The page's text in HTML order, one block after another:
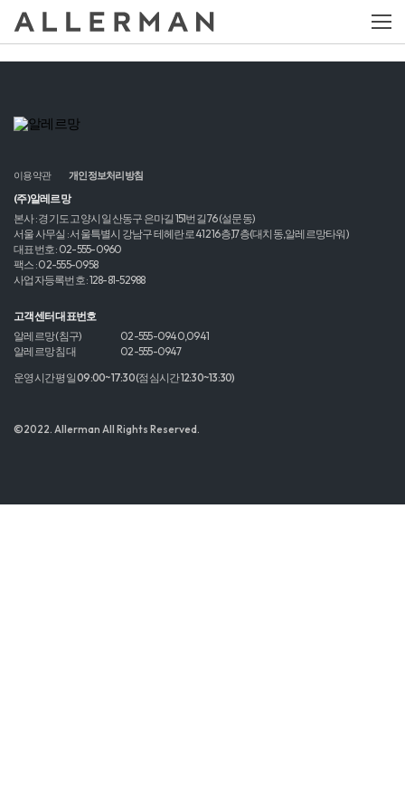
이용약관 개인정보처리방침
(주)알레르망
본사 : 경기도 고양시 일산동구 은마길 151번길 76 (설문동)
서울 사무실 : 서울특별시 강남구 테헤란로 412 16층,17층(대치동,알레르망타워)
대표번호 : 02-555-0960
팩스 : 02-555-0958
사업자등록번호 : 128-81-52988
고객센터 대표번호
알레르망 (침구)
02-555-0940,0941
알레르망 침대
02-555-0947
운영시간 평일 09:00~17:30 (점심시간 12:30~13:30)
©2022. Allerman All Rights Reserved.